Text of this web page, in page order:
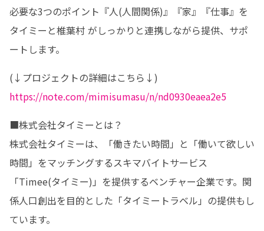
必要な3つのポイント『人(人間関係)』『家』『仕事』を
タイミーと椎葉村 がしっかりと連携しながら提供、サポ
ートします。
https://note.com/mimisumasu/n/nd0930eaea2e5
■株式会社タイミーとは？
株式会社タイミーは、「働きたい時間」と「働いて欲しい
時間」をマッチングするスキマバイトサービス
「Timee(タイミー)」を提供するベンチャー企業です。関
係人口創出を目的とした「タイミートラベル」の提供もし
ています。